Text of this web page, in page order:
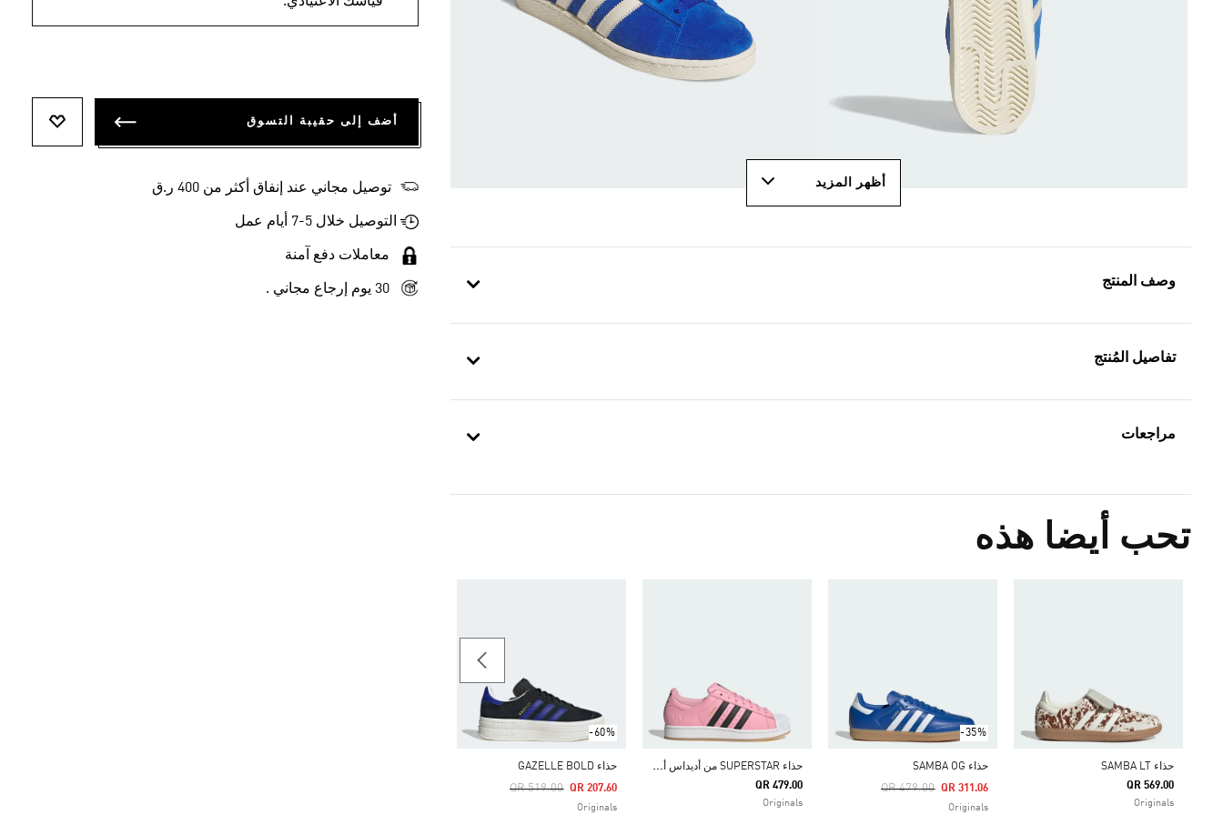
أظهر المزيد
وصف المنتج
تفاصيل المُنتج
مراجعات
تحب أيضا هذه
حذاء SAMBA LT
QR 569.00
Originals
-35%
حذاء SAMBA OG
Price Reduced From
QR 479.00
To QR 311.06
Originals
ح
ذاء SUPERSTAR من أديداس أوريجينالز ميسي
QR 479.00
Originals
-60%
حذاء GAZELLE BOLD
Price Reduced From
QR 519.00
To QR 207.60
Originals
أضف إلى حقيبة التسوق
توصيل مجاني عند إنفاق أكثر من 400 ر.ق
التوصيل خلال 5-7 أيام عمل
معاملات دفع آمنة
30 يوم إرجاع مجاني .